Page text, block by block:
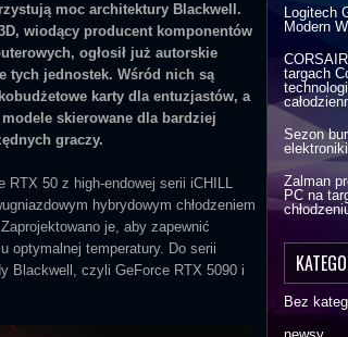
moc architektury Blackwell.
wiodący producent komponentów
ogłosił już autorskie
tych jednostek. Wśród nich są
karty dla entuzjastów, a
modele skierowane dla bardziej
graczy.
RTX 50 z high-endowej serii iCHILL
hybrydowym chłodzeniem
je, aby zapewnić
optymalnej temperatury. Do serii
Blackwell, czyli GeForce RTX 5090 i
Logitech
Modern
targach
Sezon
Zalman
PC na
Bez